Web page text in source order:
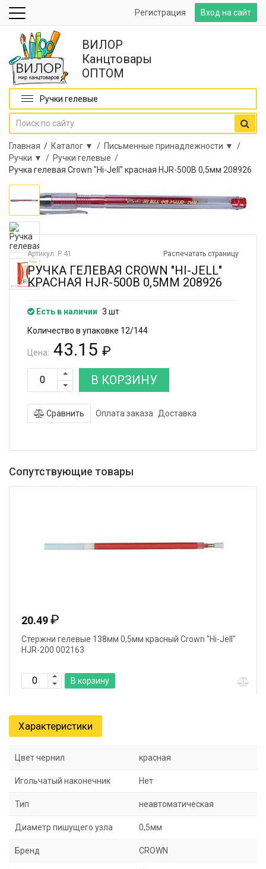
Вход на сайт
Регистрация
ВИЛОР
Канцтовары
ОПТОМ
Ручки гелевые
Главная / Каталог ▼ / Письменные принадлежности ▼ /
Ручки ▼ / Ручки гелевые /
Ручка гелевая Crown "Hi-Jell" красная HJR-500B 0,5мм 208926
Распечатать страницу
Артикул: Р 41
РУЧКА ГЕЛЕВАЯ CROWN "HI-JELL"
КРАСНАЯ HJR-500B 0,5ММ 208926
Есть в наличии 3 шт
Количество в упаковке 12/144
Цена: 43.15 ₽
В КОРЗИНУ
Сравнить Оплата заказа Доставка
Сопутствующие товары
20.49₽
Стержни гелевые 138мм 0,5мм красный Crown "Hi-Jell"
HJR-200 002163
В корзину
Характеристики
Цвет чернил красная
Игольчатый наконечник Нет
Тип неавтоматическая
Диаметр пишущего узла 0,5мм
Бренд CROWN